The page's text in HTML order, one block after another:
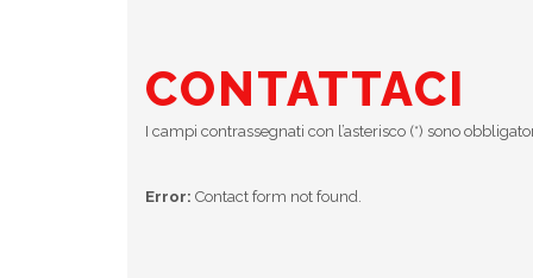
CONTATTACI
I campi contrassegnati con l’asterisco (*) sono
Error: Contact form not found.